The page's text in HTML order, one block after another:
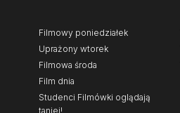
Filmowy poniedziałek
Uprażony wtorek
Filmowa środa
Film dnia
Studenci Filmówki oglądają
taniej!